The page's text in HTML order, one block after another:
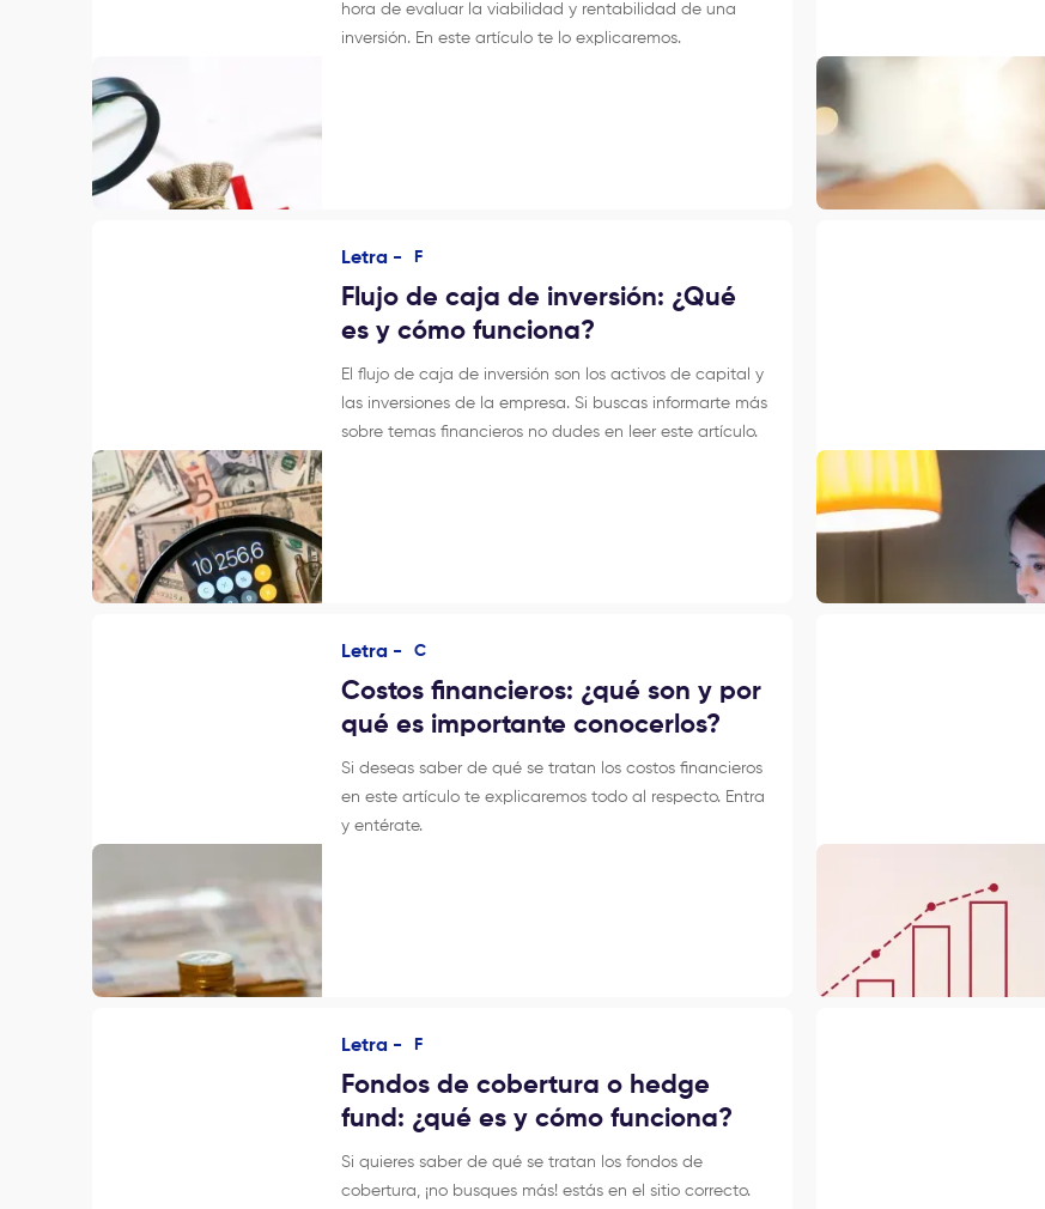
hora de evaluar la viabilidad y rentabilidad de una
inversión. En este artículo te lo explicaremos.
Letra - F
Flujo de caja de inversión: ¿Qué
es y cómo funciona?
El flujo de caja de inversión son los activos de capital y
las inversiones de la empresa. Si buscas informarte más
sobre temas financieros no dudes en leer este artículo.
Letra - C
Costos financieros: ¿qué son y por
qué es importante conocerlos?
Si deseas saber de qué se tratan los costos financieros
en este artículo te explicaremos todo al respecto. Entra
y entérate.
Letra - F
Fondos de cobertura o hedge
fund: ¿qué es y cómo funciona?
Si quieres saber de qué se tratan los fondos de
cobertura, ¡no busques más! estás en el sitio correcto.